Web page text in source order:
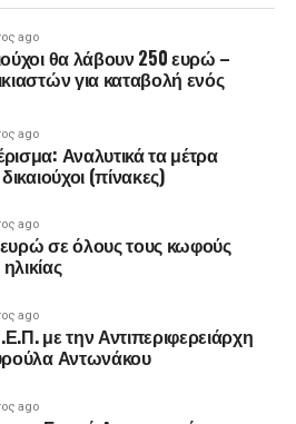
ago
θα λάβουν 250 ευρώ –
για καταβολή ενός
ago
Αναλυτικά τα μέτρα
(πίνακες)
ago
σε όλους τους κωφούς
ago
με την Αντιπεριφερειάρχη
Αντωνάκου
ago